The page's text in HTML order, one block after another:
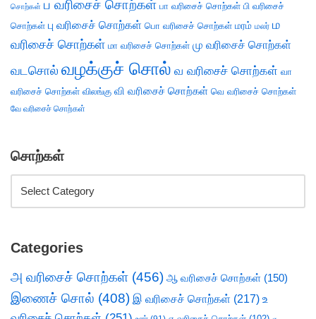
சொற்கள் ப வரிசைச் சொற்கள் பா வரிசைச் சொற்கள் பி வரிசைச்
சொற்கள் பு வரிசைச் சொற்கள் பொ வரிசைச் சொற்கள் மரம் மலர் ம
வரிசைச் சொற்கள் மா வரிசைச் சொற்கள் மு வரிசைச் சொற்கள்
வடசொல் வழக்குச் சொல் வ வரிசைச் சொற்கள் வா
வரிசைச் சொற்கள் விலங்கு வி வரிசைச் சொற்கள் வெ வரிசைச் சொற்கள்
வே வரிசைச் சொற்கள்
சொற்கள்
Categories
அ வரிசைச் சொற்கள் (456) ஆ வரிசைச் சொற்கள் (150)
இணைச் சொல் (408) இ வரிசைச் சொற்கள் (217) உ